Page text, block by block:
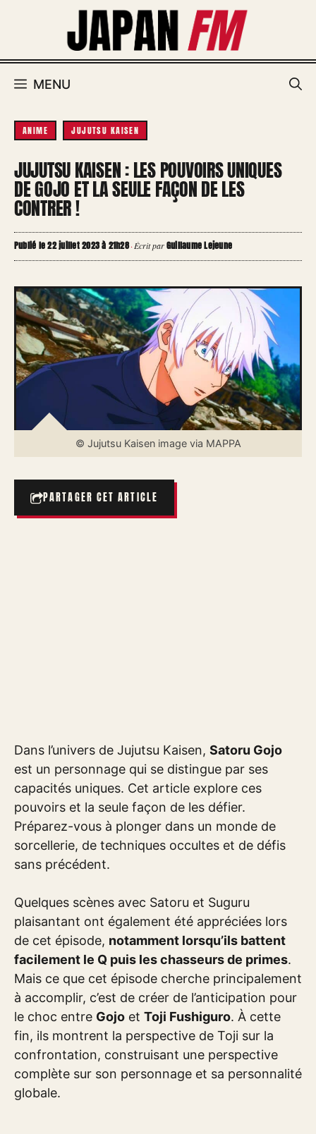
MENU
ANIME JUJUTSU KAISEN
JUJUTSU KAISEN : LES POUVOIRS UNIQUES
DE GOJO ET LA SEULE FAÇON DE LES
CONTRER !
Publié le 22 juillet 2023 à 21h28·Écrit parGuillaume Lejeune
© Jujutsu Kaisen image via MAPPA
PARTAGER CET ARTICLE
Dans l’univers de Jujutsu Kaisen, Satoru Gojo
est un personnage qui se distingue par ses
capacités uniques. Cet article explore ces
pouvoirs et la seule façon de les défier.
Préparez-vous à plonger dans un monde de
sorcellerie, de techniques occultes et de défis
sans précédent.
Quelques scènes avec Satoru et Suguru
plaisantant ont également été appréciées lors
de cet épisode, notamment lorsqu’ils battent
facilement le Q puis les chasseurs de primes.
Mais ce que cet épisode cherche principalement
à accomplir, c’est de créer de l’anticipation pour
le choc entre Gojo et Toji Fushiguro. À cette
fin, ils montrent la perspective de Toji sur la
confrontation, construisant une perspective
complète sur son personnage et sa personnalité
globale.